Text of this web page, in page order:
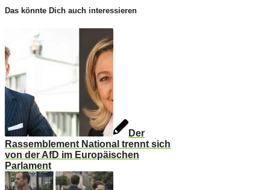
Das könnte Dich auch interessieren
Der
Rassemblement National trennt sich
von der AfD im Europäischen
Parlament